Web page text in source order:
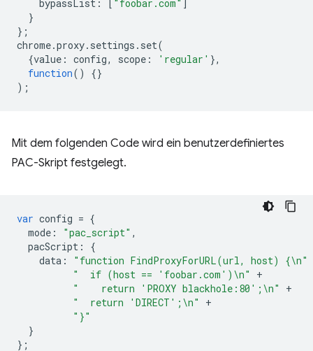
bypassList : [ "foobar.com" ]
}
};
chrome.proxy. settings . set(
{value : config, scope : 'regular' },
function()
{}
);
Mit dem folgenden Code wird ein benutzerdefiniertes
PAC-Skript festgelegt.
var config = {
mode : "pac_script" ,
pacScript :
{
data :
"function FindProxyForURL(url, host) {\n"
"  if (host == 'foobar.com')\n"
+
"    return 'PROXY blackhole:80';\n"
+
"  return 'DIRECT';\n"
+
"}"
}
};